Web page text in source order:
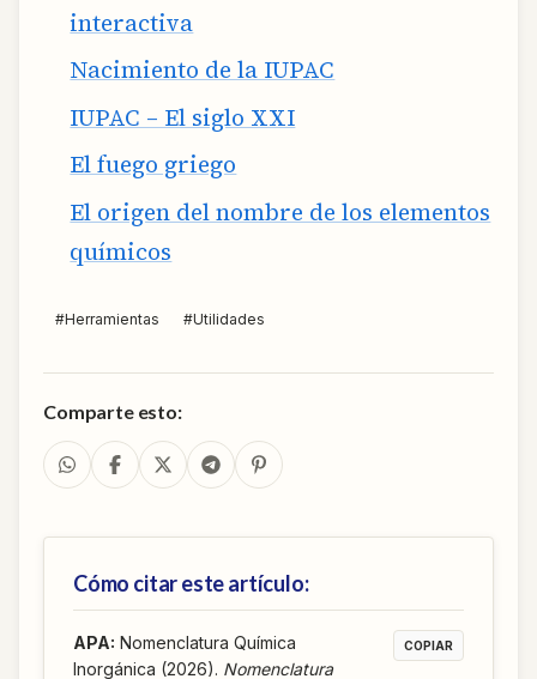
interactiva
Nacimiento de la IUPAC
IUPAC – El siglo XXI
El fuego griego
El origen del nombre de los elementos
químicos
#Herramientas #Utilidades
Comparte esto:
Cómo citar este artículo:
APA: Nomenclatura Química
Inorgánica (2026). Nomenclatura
COPIAR